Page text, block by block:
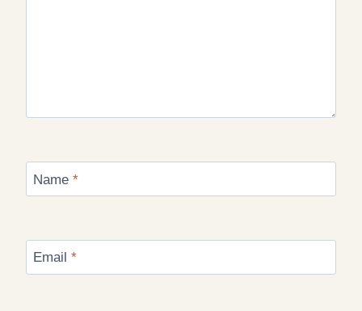
Name *
Email *